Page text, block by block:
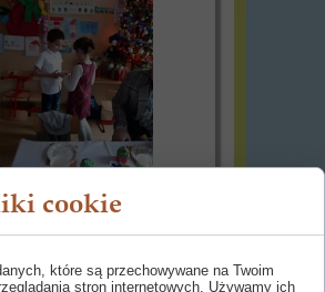
cookie
które są przechowywane na Twoim
stron internetowych. Używamy ich